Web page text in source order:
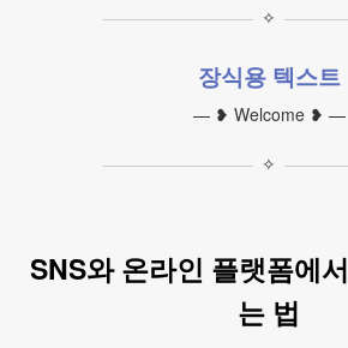
✧
장식용 텍스트
— ❥ Welcome ❥ —
✧
SNS와 온라인 플랫폼에
는 법